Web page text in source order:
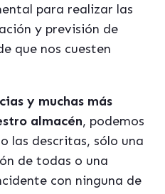
para realizar las
y previsión de
que nos cuesten
y muchas más
almacén, podemos
las descritas, sólo una
de todas o una
con ninguna de